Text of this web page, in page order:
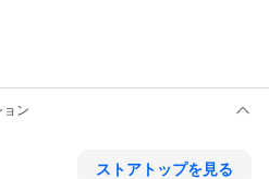
ン
ストアトップを見る